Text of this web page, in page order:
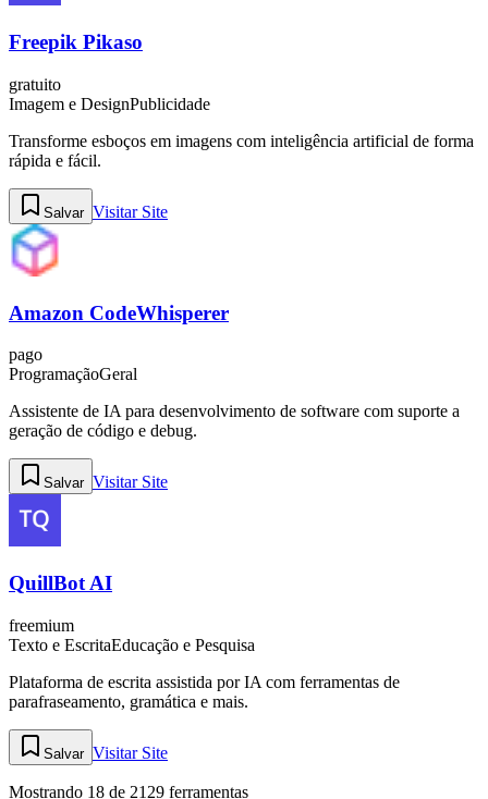
Freepik Pikaso
gratuito
Imagem e DesignPublicidade
Transforme esboços em imagens com inteligência artificial de forma
rápida e fácil.
Salvar Visitar Site
Amazon CodeWhisperer
pago
ProgramaçãoGeral
Assistente de IA para desenvolvimento de software com suporte a
geração de código e debug.
Salvar Visitar Site
QuillBot AI
freemium
Texto e EscritaEducação e Pesquisa
Plataforma de escrita assistida por IA com ferramentas de
parafraseamento, gramática e mais.
Salvar Visitar Site
Mostrando 18 de 2129 ferramentas